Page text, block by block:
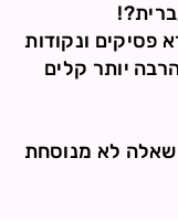
פסיקים ונקודות
יותר קלים
לא מנוסחת